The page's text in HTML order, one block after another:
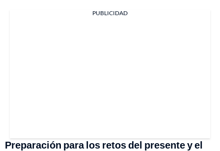
PUBLICIDAD
Preparación para los retos del presente y el